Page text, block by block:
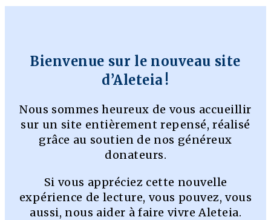
Bienvenue sur le nouveau site
d’Aleteia !
Nous sommes heureux de vous accueillir
sur un site entièrement repensé, réalisé
grâce au soutien de nos généreux
donateurs.
Si vous appréciez cette nouvelle
expérience de lecture, vous pouvez, vous
aussi, nous aider à faire vivre Aleteia.